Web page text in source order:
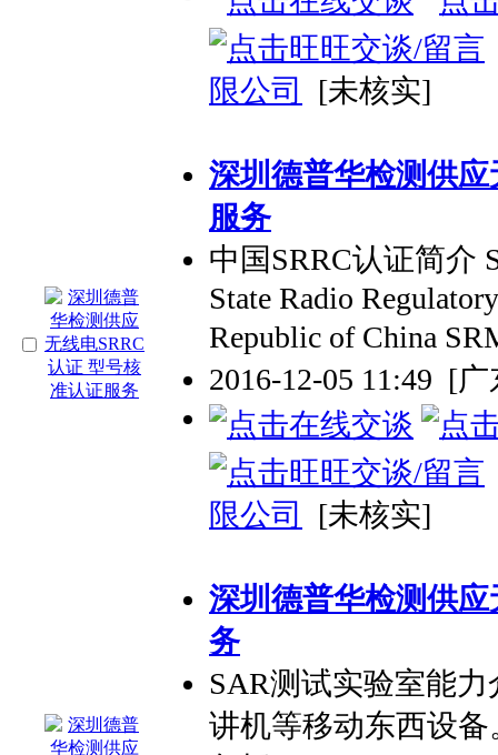
限公司 [未核实]
深圳德普华检测供
服务
中国SRRC认证简介
State Radio
Republic of China
2016-12-05 11:49 [广
限公司 [未核实]
深圳德普华检测供
务
SAR测试实验室能
讲机等移动东西设备